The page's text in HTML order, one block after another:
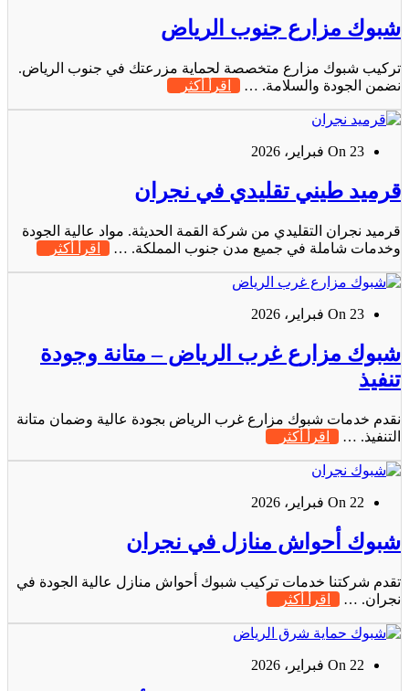
شبوك مزارع جنوب الرياض
تركيب شبوك مزارع متخصصة لحماية مزرعتك في جنوب الرياض.
نضمن الجودة والسلامة. …
اقرأ أكثر
On 23 فبراير، 2026
قرميد طيني تقليدي في نجران
قرميد نجران التقليدي من شركة القمة الحديثة. مواد عالية الجودة
وخدمات شاملة في جميع مدن جنوب المملكة. …
اقرأ أكثر
On 23 فبراير، 2026
شبوك مزارع غرب الرياض – متانة وجودة
تنفيذ
نقدم خدمات شبوك مزارع غرب الرياض بجودة عالية وضمان متانة
التنفيذ. …
اقرأ أكثر
On 22 فبراير، 2026
شبوك أحواش منازل في نجران
تقدم شركتنا خدمات تركيب شبوك أحواش منازل عالية الجودة في
نجران. …
اقرأ أكثر
On 22 فبراير، 2026